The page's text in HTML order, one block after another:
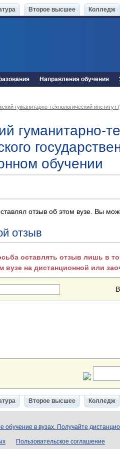
Второе высшее Колледж
Направления обучения
гуманитарно-технологический
гуманитарно-
обучении
отзыв об этом вузе. Вы
отзыв
оставлять отзыв лишь в
вузе на дистанционной или
Второе высшее Колледж
обучение в вузах. Получайте
Пользовательское соглашение